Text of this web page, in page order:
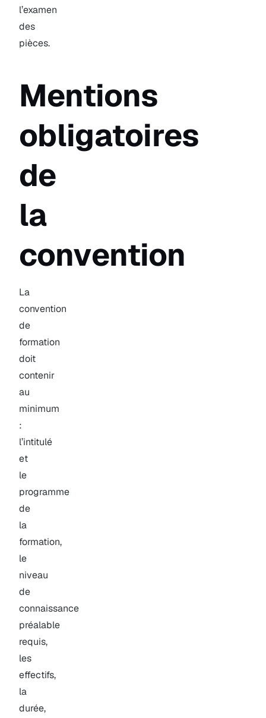
l’examen
des
pièces.
Mentions
obligatoires
de
la
convention
La
convention
de
formation
doit
contenir
au
minimum
:
l’intitulé
et
le
programme
de
la
formation,
le
niveau
de
connaissance
préalable
requis,
les
effectifs,
la
durée,